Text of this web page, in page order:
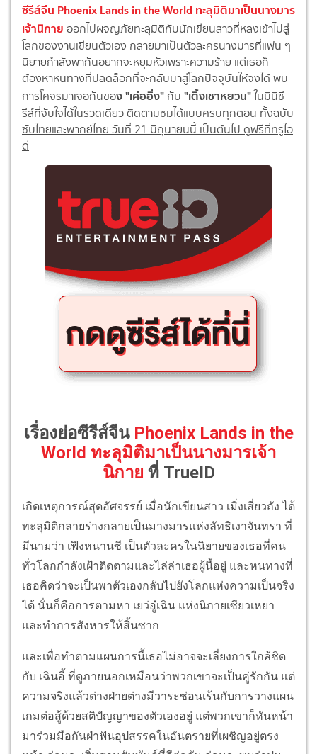
ซีรีส์จีน Phoenix Lands in the World ทะลุมิติมาเป็นนางมาร
เจ้านิกาย ออกไปผจญภัยทะลุมิติกับนักเขียนสาวที่หลงเข้าไปสู่
โลกของงานเขียนตัวเอง กลายมาเป็นตัวละครนางมารที่แฟน ๆ
นิยายกำลังพากันอยากจะหยุมหัวเพราะความร้าย แต่เธอก็
ต้องหาหนทางที่ปลดล็อกที่จะกลับมาสู่โลกปัจจุบันให้จงได้ พบ
การโคจรมาเจอกันของ "เค่ออิ่ง" กับ "เติ้งเชาหยวน"ในมินิซี
รีส์ที่จับใจได้ในรวดเดียวติดตามชมได้แบบครบทุกตอน ทั้งฉบับ
ซับไทยและพากย์ไทย วันที่ 21 มิถุนายนนี้ เป็นต้นไป ดูฟรีที่ทรูไอ
ดี
เรื่องย่อซีรีส์จีน Phoenix Lands in the
World ทะลุมิติมาเป็นนางมารเจ้า
นิกาย ที่ TrueID
เกิดเหตุการณ์สุดอัศจรรย์ เมื่อนักเขียนสาว เมิ่งเสี่ยวถัง ได้
ทะลุมิติกลายร่างกลายเป็นมางมารแห่งลัทธิเงาจันทรา ที่
มีนามว่า เฟิงหนานซี เป็นตัวละครในนิยายของเธอที่คน
ทั่วโลกกำลังเฝ้าติดตามและไล่ล่าเธอผู้นี้อยู่ และหนทางที่
เธอคิดว่าจะเป็นพาตัวเองกลับไปยังโลกแห่งความเป็นจริง
ได้ นั่นก็คือการตามหา เยว่อู๋เฉิน แห่งนิกายเซียวเหยา
และทำการสังหารให้สิ้นซาก
และเพื่อทำตามแผนการนี้เธอไม่อาจจะเลี่ยงการใกล้ชิด
กับ เฉินอี้ ที่ดูภายนอกเหมือนว่าพวกเขาจะเป็นคู่รักกัน แต่
ความจริงแล้วต่างฝ่ายต่างมีวาระซ่อนเร้นกับการวางแผน
เกมต่อสู้ด้วยสติปัญญาของตัวเองอยู่ แต่พวกเขาก็หันหน้า
มาร่วมมือกันฝ่าฟันอุปสรรคในอันตรายที่เผชิญอยู่ตรง